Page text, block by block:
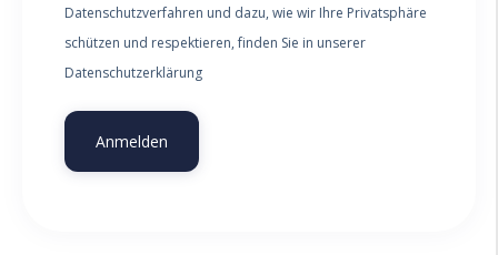
Datenschutzverfahren und dazu, wie wir Ihre Privatsphäre
schützen und respektieren, finden Sie in unserer
Datenschutzerklärung